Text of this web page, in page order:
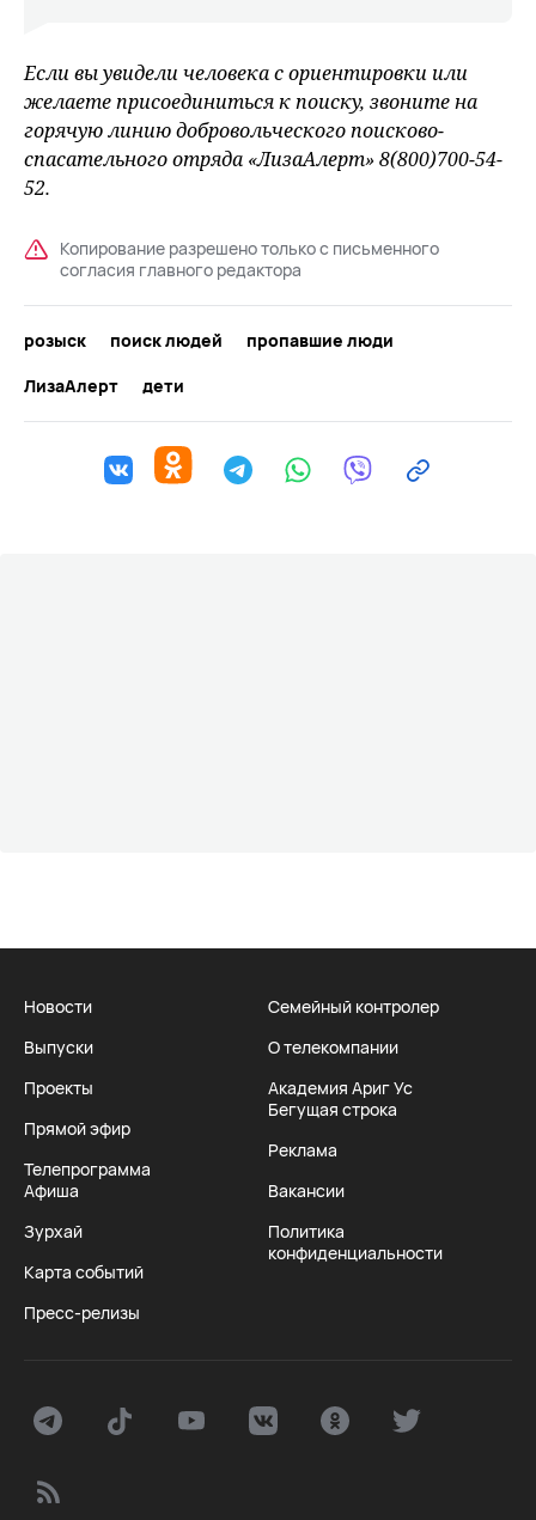
Если вы увидели человека с ориентировки или
желаете присоединиться к поиску, звоните на
горячую линию добровольческого поисково-
спасательного отряда «ЛизаАлерт» 8(800)700-54-
52.
Копирование разрешено только с письменного
согласия главного редактора
розыск поиск людей
пропавшие люди
ЛизаАлерт
дети
Новости
Выпуски
Проекты
Прямой эфир
Телепрограмма
Афиша
Зурхай
Карта событий
Пресс-релизы
Семейный контролер
О телекомпании
Академия Ариг Ус
Бегущая строка
Реклама
Вакансии
Политика
конфиденциальности